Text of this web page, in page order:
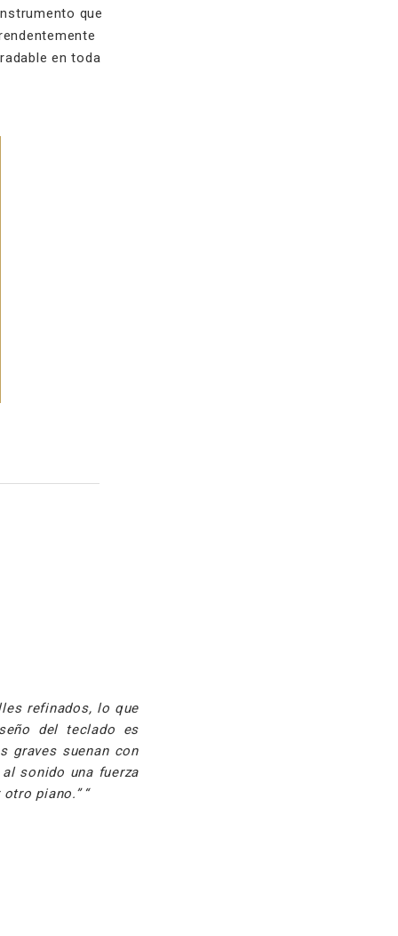
que
en toda
refinados, lo que
del teclado es
graves suenan con
sonido una fuerza
piano.”